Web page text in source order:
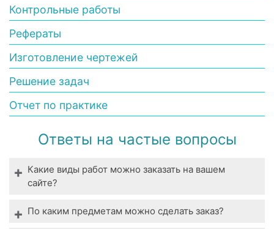
Контрольные работы
Рефераты
Изготовление чертежей
Решение задач
Отчет по практике
Ответы на частые вопросы
Какие виды работ можно заказать на вашем
сайте?
Мы выполняем все виды студенческих работ. У
По каким предметам можно сделать заказ?